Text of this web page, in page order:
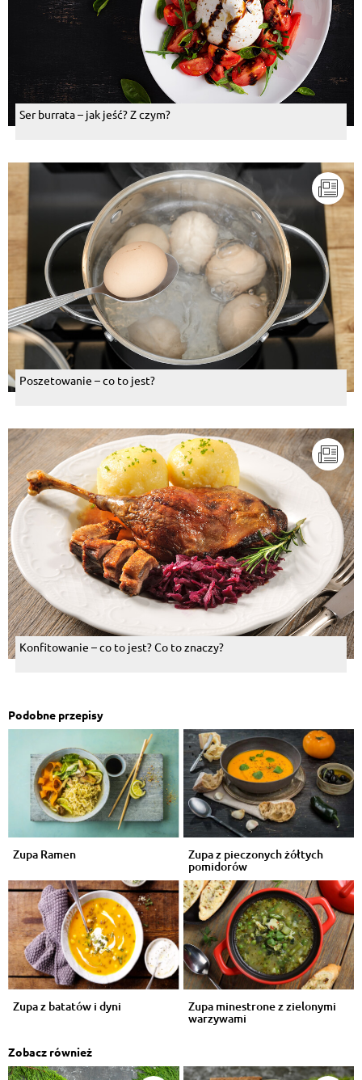
Ser burrata – jak jeść? Z czym?
Poszetowanie – co to jest?
Konfitowanie – co to jest? Co to znaczy?
Podobne przepisy
Zupa Ramen Zupa z pieczonych żółtych
pomidorów
Zupa z batatów i dyni Zupa minestrone z zielonymi
warzywami
Zobacz również